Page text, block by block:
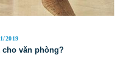
2019
cho văn phòng?